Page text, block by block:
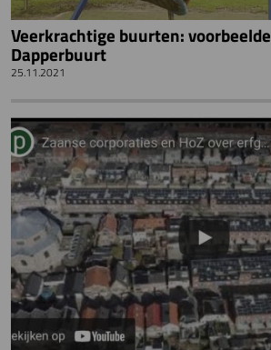
Veerkrachtige buurten:
Dapperbuurt
25.11.2021